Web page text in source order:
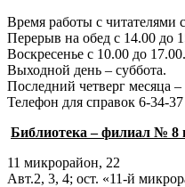
Время работы с читателями
Перерыв на обед с 14.00 до
Воскресенье с 10.00 до 17.00.
Выходной день – суббота.
Последний четверг месяца
Телефон для справок 6-34-37
Библиотека – филиал №
11 микрорайон, 22
Авт.2, 3, 4; ост. «11-й